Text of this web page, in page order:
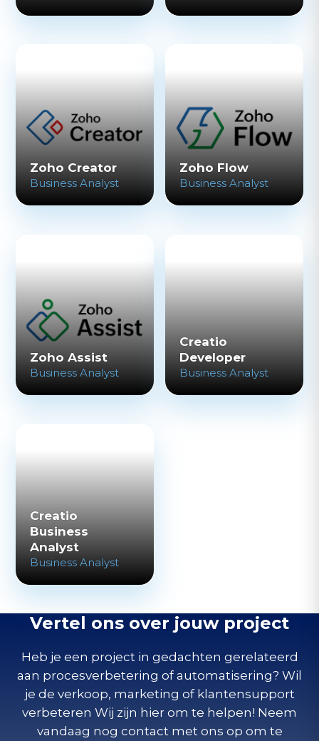
Zoho Creator
Business Analyst
Zoho Flow
Business Analyst
Zoho Assist
Business Analyst
Creatio
Developer
Business Analyst
Creatio
Business
Analyst
Business Analyst
Vertel ons over jouw project
Heb je een project in gedachten gerelateerd
aan procesverbetering of automatisering? Wil
je de verkoop, marketing of klantensupport
verbeteren Wij zijn hier om te helpen! Neem
vandaag nog contact met ons op om te